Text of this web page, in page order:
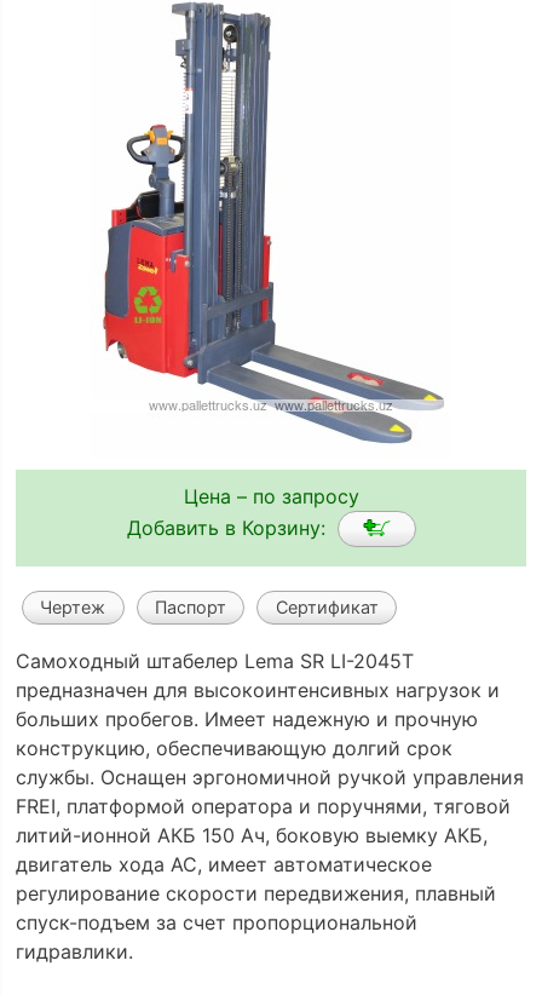
Цена – по запросу
Добавить в Корзину:
Чертеж Паспорт Сертификат
Самоходный штабелер Lema SR LI-2045Т
предназначен для высокоинтенсивных нагрузок и
больших пробегов. Имеет надежную и прочную
конструкцию, обеспечивающую долгий срок
службы. Оснащен эргономичной ручкой управления
FREI, платформой оператора и поручнями, тяговой
литий-ионной АКБ 150 Ач, боковую выемку АКБ,
двигатель хода АС, имеет автоматическое
регулирование скорости передвижения, плавный
спуск-подъем за счет пропорциональной
гидравлики.